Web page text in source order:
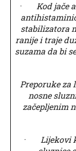
· Kod jače
stabilizatora
ranije i traje
suzama da bi
Preporuke za
nosne
začepljenim
· Lijekovi